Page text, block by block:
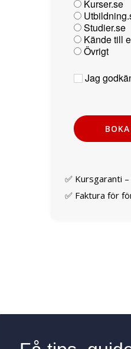
Kurser.se
Studier.se
Kände till
Övrigt
Jag
✅ Kursgaranti
✅ Faktura för